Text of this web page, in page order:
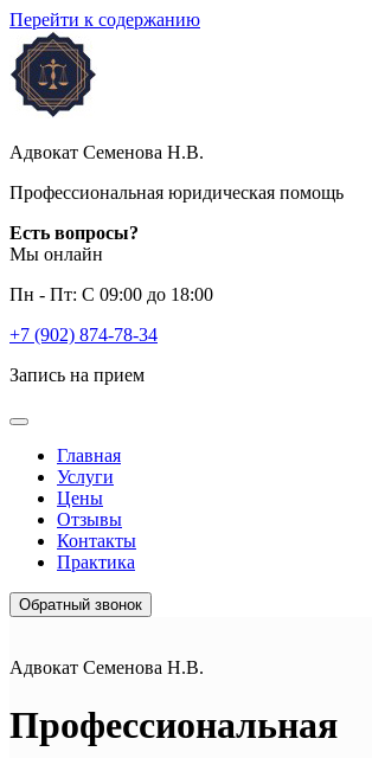
Перейти к содержанию
Адвокат Семенова H.B.
Профессиональная юридическая помощь
Есть вопросы?
Мы онлайн
Пн - Пт: С 09:00 до 18:00
+7 (902) 874-78-34
Запись на прием
Главная
Услуги
Цены
Отзывы
Контакты
Практика
Обратный звонок
Адвокат Семенова H.B.
Профессиональная